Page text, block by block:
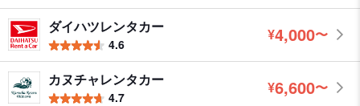
ダイハツレンタカー
4.6
¥4,000 円
〜
カヌチャレンタカー
4.7
¥6,600 円
〜